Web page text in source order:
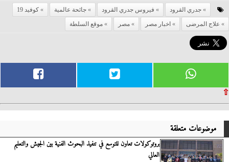
جدري القرود فيروس جدري القرود جائحة عالمية
كوفيد 19
علاج المرضى
اخبار مصر مصر موقع السلطة
⇧
موضوعات متعلقة
بروتوكولات تعاون للتوسع في تنفيذ البحوث الفنية بين الجيش والتعليم
العالي